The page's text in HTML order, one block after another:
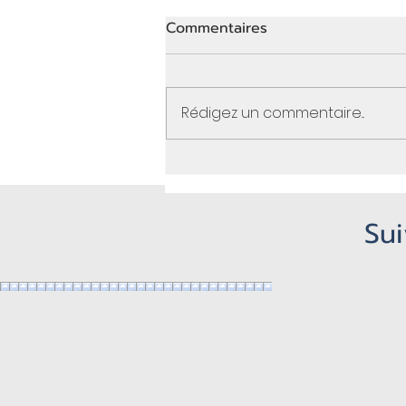
Commentaires
Rédigez un commentaire...